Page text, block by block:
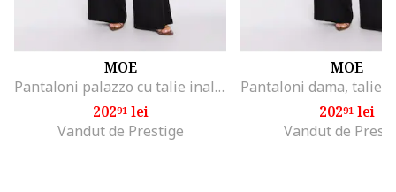
MOE
Pantaloni palazzo cu talie inalta si talie elastica - negru
20291lei
Vandut de Prestige
MOE
20291lei
Vandut de